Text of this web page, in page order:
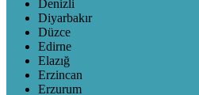
Denizli
Diyarbakır
Düzce
Edirne
Elazığ
Erzincan
Erzurum